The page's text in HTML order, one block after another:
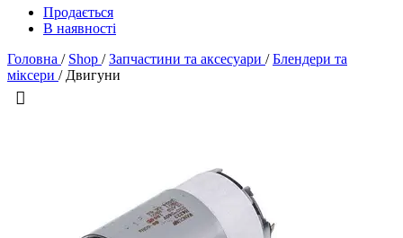
Продається
В наявності
Головна / Shop / Запчастини та аксесуари / Блендери та
міксери / Двигуни